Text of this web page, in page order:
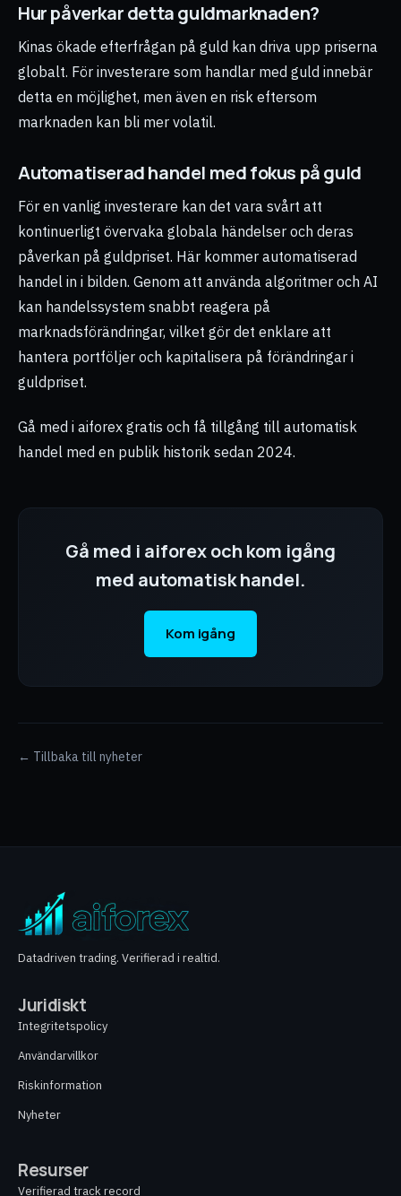
Hur påverkar detta guldmarknaden?
Kinas ökade efterfrågan på guld kan driva upp priserna
globalt. För investerare som handlar med guld innebär
detta en möjlighet, men även en risk eftersom
marknaden kan bli mer volatil.
Automatiserad handel med fokus på guld
För en vanlig investerare kan det vara svårt att
kontinuerligt övervaka globala händelser och deras
påverkan på guldpriset. Här kommer automatiserad
handel in i bilden. Genom att använda algoritmer och AI
kan handelssystem snabbt reagera på
marknadsförändringar, vilket gör det enklare att
hantera portföljer och kapitalisera på förändringar i
guldpriset.
Gå med i aiforex gratis och få tillgång till automatisk
handel med en publik historik sedan 2024.
Gå med i aiforex och kom igång
med automatisk handel.
Kom igång
← Tillbaka till nyheter
Datadriven trading. Verifierad i realtid.
Juridiskt
Integritetspolicy
Användarvillkor
Riskinformation
Nyheter
Resurser
Verifierad track record